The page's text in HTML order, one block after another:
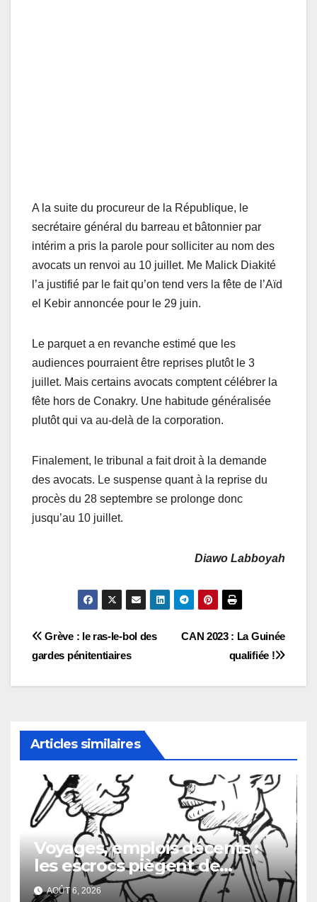
A la suite du procureur de la République, le
secrétaire général du barreau et bâtonnier par
intérim a pris la parole pour solliciter au nom des
avocats un renvoi au 10 juillet. Me Malick Diakité
l’a justifié par le fait qu’on tend vers la fête de l’Aïd
el Kebir annoncée pour le 29 juin.
Le parquet a en revanche estimé que les
audiences pourraient être reprises plutôt le 3
juillet. Mais certains avocats comptent célébrer la
fête hors de Conakry. Une habitude généralisée
plutôt qui va au-delà de la corporation.
Finalement, le tribunal a fait droit à la demande
des avocats. Le suspense quant à la reprise du
procès du 28 septembre se prolonge donc
jusqu’au 10 juillet.
Diawo Labboyah
Navigation
de
CAN 2023 : La Guinée
qualifiée !
Grève : le ras-le-bol des
gardes pénitentiaires
Articles similaires
Voyages, emplois décents :
les escrocs piègent de
nombreux jeunes
AOÛT 6, 2026